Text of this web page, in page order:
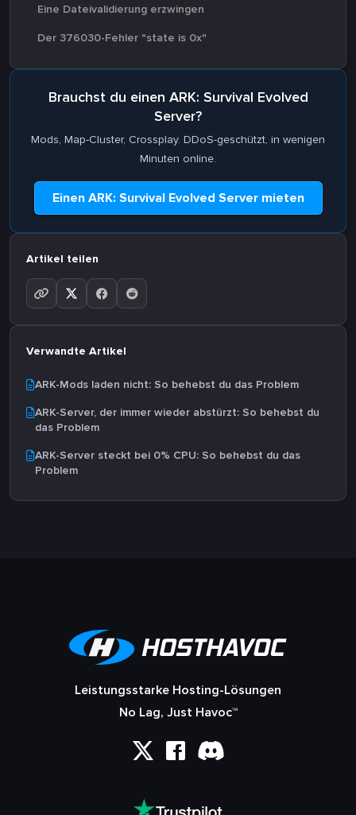
Eine Dateivalidierung erzwingen
Der 376030-Fehler "state is 0x"
Brauchst du einen ARK: Survival Evolved
Server?
Mods, Map-Cluster, Crossplay. DDoS-geschützt, in wenigen
Minuten online.
Einen ARK: Survival Evolved Server mieten
Artikel teilen
Verwandte Artikel
ARK-Mods laden nicht: So behebst du das Problem
ARK-Server, der immer wieder abstürzt: So behebst du
das Problem
ARK-Server steckt bei 0% CPU: So behebst du das
Problem
Leistungsstarke Hosting-Lösungen
No Lag, Just Havoc™